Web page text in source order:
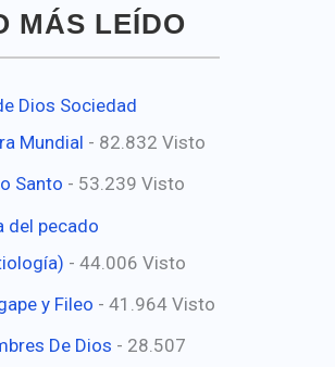
MÁS LEÍDO
Dios Sociedad
Mundial - 82.832 Visto
Santo - 53.239 Visto
del pecado
- 44.006 Visto
y Fileo - 41.964 Visto
De Dios - 28.507